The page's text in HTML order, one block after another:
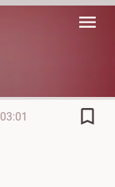
menu
03:01
bookmark_border